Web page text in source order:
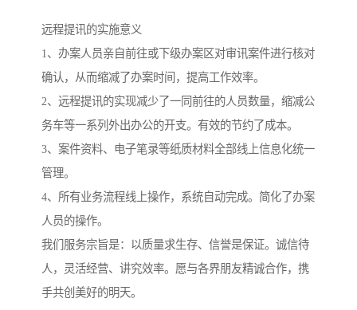
远程提讯的实施意义
1、办案人员亲自前往或下级办案区对审讯案件进行核对
确认，从而缩减了办案时间，提高工作效率。
2、远程提讯的实现减少了一同前往的人员数量，缩减公
务车等一系列外出办公的开支。有效的节约了成本。
3、案件资料、电子笔录等纸质材料全部线上信息化统一
管理。
4、所有业务流程线上操作，系统自动完成。简化了办案
人员的操作。
我们服务宗旨是：以质量求生存、信誉是保证。诚信待
人，灵活经营、讲究效率。愿与各界朋友精诚合作，携
手共创美好的明天。